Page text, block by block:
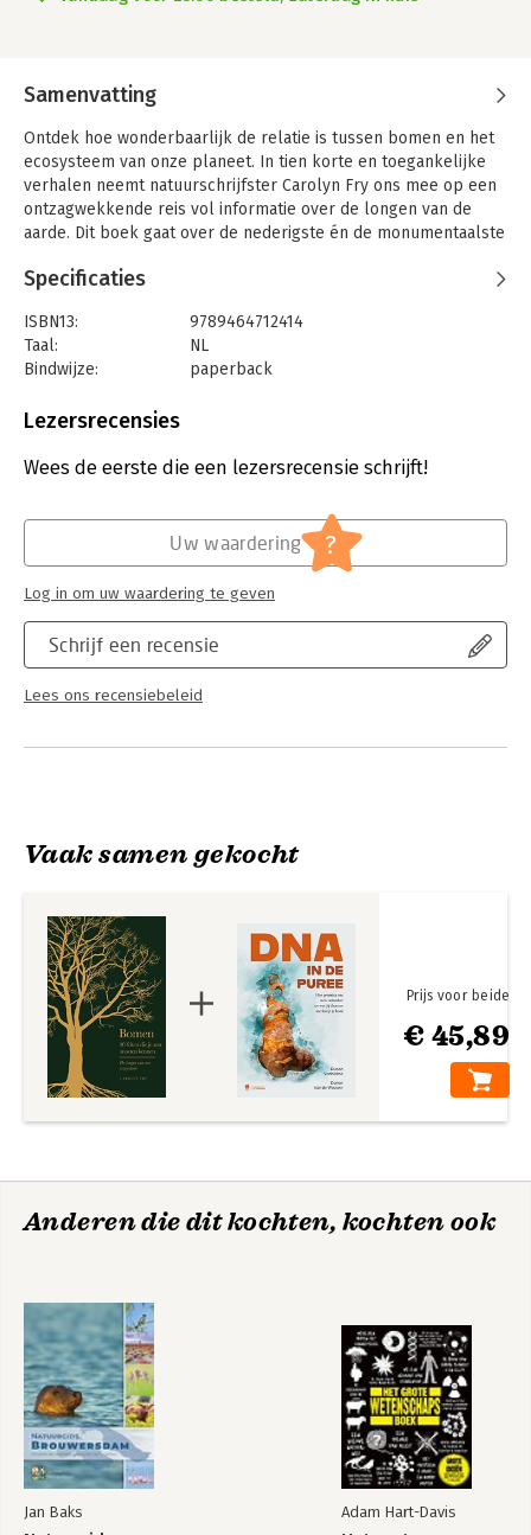
Samenvatting
Ontdek hoe wonderbaarlijk de relatie is tussen bomen en het
ecosysteem van onze planeet. In tien korte en toegankelijke
verhalen neemt natuurschrijfster Carolyn Fry ons mee op een
ontzagwekkende reis vol informatie over de longen van de
aarde. Dit boek gaat over de nederigste én de monumentaalste
welke ongelooflijke impact hebben bossen op de aarde, hoe
geeft een belangrijke introductie over waarom bomen zo
belangrijk zijn en hoe ons leven ervan afhangt.
Specificaties
ISBN13:
9789464712414
Taal:
NL
Bindwijze:
paperback
Uitgever:
Verschijningsdatum:
26-8-2024
Wetenschap en techniek
10 feiten die je zou moeten kennen
Lezersrecensies
Wees de eerste die een lezersrecensie schrijft!
Schrijf een recensie
Lees ons recensiebeleid
Uw waardering ?
Log in om uw waardering te geven
Vaak samen gekocht
€ 45,89
Prijs voor beide
Anderen die dit kochten, kochten ook
Jan Baks Adam Hart-Davis